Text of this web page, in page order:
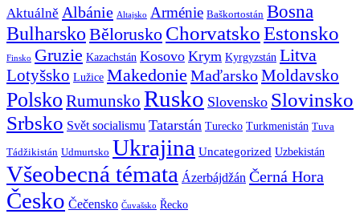
Aktuálně Albánie Altajsko Arménie Baškortostán Bosna
Bulharsko Bělorusko ChorvatskoEstonsko
Finsko Gruzie Kazachstán Kosovo Krym Kyrgyzstán Litva
Lotyšsko Lužice Makedonie MaďarskoMoldavsko
Polsko Rumunsko Rusko Slovensko Slovinsko
Srbsko Svět socialismu Tatarstán Turecko Turkmenistán Tuva
Tádžikistán Udmurtsko Ukrajina Uncategorized Uzbekistán
Všeobecná témata Ázerbájdžán Černá Hora
Česko Čečensko Čuvašsko Řecko